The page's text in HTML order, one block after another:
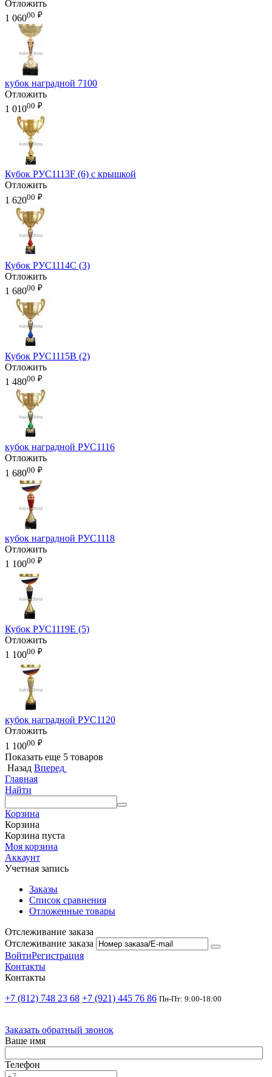
Отложить
1 06000 ₽
кубок наградной 7100
Отложить
1 01000 ₽
Кубок РУС1113F (6) с крышкой
Отложить
1 62000 ₽
Кубок РУС1114C (3)
Отложить
1 68000 ₽
Кубок РУС1115B (2)
Отложить
1 48000 ₽
кубок наградной РУС1116
Отложить
1 68000 ₽
кубок наградной РУС1118
Отложить
1 10000 ₽
Кубок РУС1119E (5)
Отложить
1 10000 ₽
кубок наградной РУС1120
Отложить
1 10000 ₽
Показать еще 5 товаров
Назад Вперед
Главная
Найти
Корзина
Корзина
Корзина пуста
Моя корзина
Аккаунт
Учетная запись
Заказы
Список сравнения
Отложенные товары
Отслеживание заказа
Отслеживание заказа
ВойтиРегистрация
Контакты
Контакты
+7 (812) 748 23 68 +7 (921) 445 76 86 Пн-Пт: 9:00-18:00
Заказать обратный звонок
Ваше имя
Телефон